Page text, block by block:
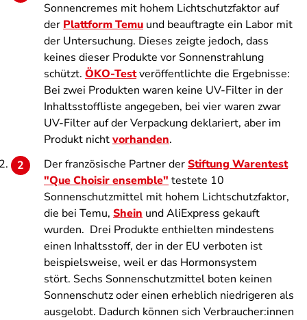
Sonnencremes mit hohem Lichtschutzfaktor auf
der Plattform Temu und beauftragte ein Labor mit
der Untersuchung. Dieses zeigte jedoch, dass
keines dieser Produkte vor Sonnenstrahlung
schützt. ÖKO-Testveröffentlichte die Ergebnisse:
Bei zwei Produkten waren keine UV-Filter in der
Inhaltsstoffliste angegeben, bei vier waren zwar
UV-Filter auf der Verpackung deklariert, aber im
Produkt nichtvorhanden.
Der französische Partner derStiftung Warentest
"Que Choisir ensemble" testete 10
Sonnenschutzmittel mit hohem Lichtschutzfaktor,
die bei Temu, Shein und AliExpress gekauft
wurden. Drei Produkte enthielten mindestens
einen Inhaltsstoff, der in der EU verboten ist
beispielsweise, weil er das Hormonsystem
stört. Sechs Sonnenschutzmittel boten keinen
Sonnenschutz oder einen erheblich niedrigeren als
ausgelobt. Dadurch können sich Verbraucher:innen